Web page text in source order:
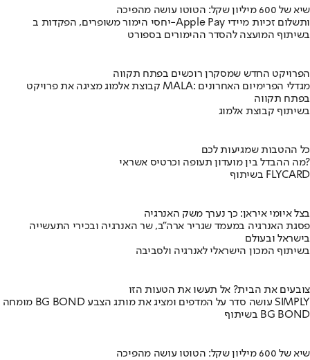
שיא של 600 מיליון שקל: הטוטו עושה מהפיכה
יחסי הימור משופרים, הפקדות ב-Apple Pay ותשלום זכיות מיידי
בשיתוף המועצה להסדר ההימורים בספורט
הפרויקט החדש שמסקרן רוכשים בפתח תקווה
קבוצת אלמוג מציגה את פרויקט MALA: מגדלי הפרימיום האחרונים
בפתח תקווה
בשיתוף קבוצת אלמוג
כל ההטבות שמגיעות לכם
מה ההבדל בין מועדון תעופה וכרטיס אשראי?
בשיתוף FLYCARD
בצל איומי איראן: כך נערך משק האנרגיה
פסגת האנרגיה במעמד שגריר ארה"ב, שר האנרגיה ובכירי התעשייה
בישראל ובעולם
בשיתוף המכון הישראלי לאנרגיה ולסביבה
צובעים את הבית? אל תעשו את הטעות הזו
מומחה BG BOND עושה סדר על המדפים ומציג את מותג הצבע SIMPLY
בשיתוף BG BOND
שיא של 600 מיליון שקל: הטוטו עושה מהפיכה